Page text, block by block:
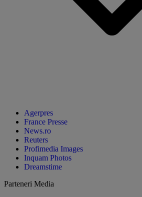
Agerpres
France Presse
News.ro
Reuters
Profimedia Images
Inquam Photos
Dreamstime
Parteneri Media